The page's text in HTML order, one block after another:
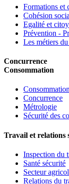
Formations et
Cohésion
Egalité et
Prévention -
Les métiers
Concurrence
Consommation
Consommation
Concurrence
Métrologie
Sécurité des
Travail et relations
Inspection du
Santé sécurité
Secteur
Relations du